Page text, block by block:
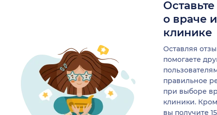
о враче
клинике
Оставляя
помогаете
правильное
при выборе
клиники.
вы получите